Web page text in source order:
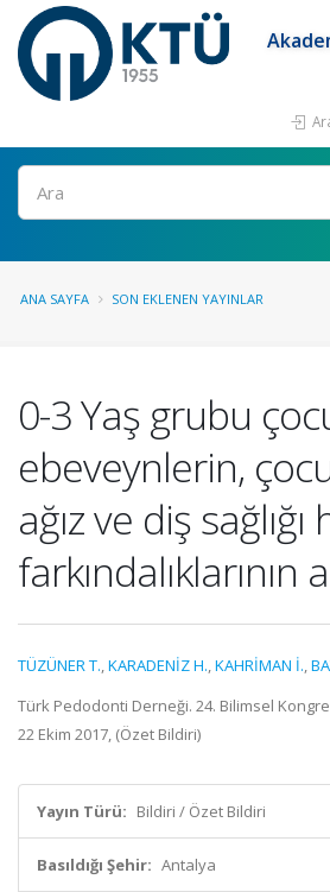
Ara
ANA SAYFA SON EKLENEN YAYINLAR
0-3 Yaş grubu
ebeveynlerin,
ağız ve diş sağlığı
farkındalıklarının
TÜZÜNER T.,KARADENİZ H.,KAHRİMAN İ.,
Türk Pedodonti Derneği. 24. Bilimsel
22 Ekim 2017, (Özet Bildiri)
Yayın Türü: Bildiri / Özet Bildiri
Basıldığı Şehir: Antalya